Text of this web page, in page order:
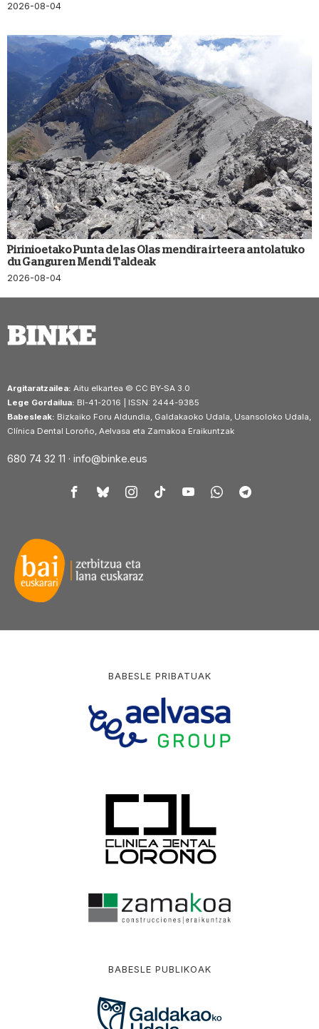
2026-08-04
Pirinioetako Punta de las Olas mendira irteera antolatuko
du Ganguren Mendi Taldeak
2026-08-04
Argitaratzailea: Aitu elkartea © CC BY-SA 3.0
Lege Gordailua: BI-41-2016 | ISSN: 2444-9385
Babesleak: Bizkaiko Foru Aldundia, Galdakaoko Udala, Usansoloko Udala,
Clínica Dental Loroño, Aelvasa eta Zamakoa Eraikuntzak
680 74 32 11 · info@binke.eus
BABESLE PRIBATUAK
BABESLE PUBLIKOAK